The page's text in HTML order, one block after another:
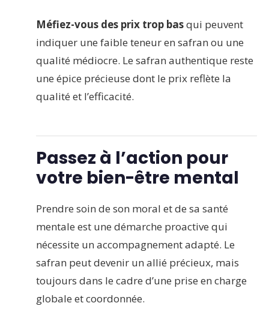
Méfiez-vous des prix trop basqui peuvent
indiquer une faible teneur en safran ou une
qualité médiocre. Le safran authentique reste
une épice précieuse dont le prix reflète la
qualité et l’efficacité.
Passez à l’action pour
votre bien-être mental
Prendre soin de son moral et de sa santé
mentale est une démarche proactive qui
nécessite un accompagnement adapté. Le
safran peut devenir un allié précieux, mais
toujours dans le cadre d’une prise en charge
globale et coordonnée.